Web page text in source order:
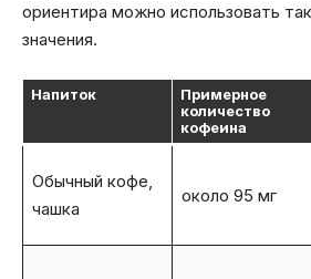
ориентира можно использовать
значения.
Напиток
Примерное
количество
кофеина
Обычный кофе,
чашка
около 95 мг